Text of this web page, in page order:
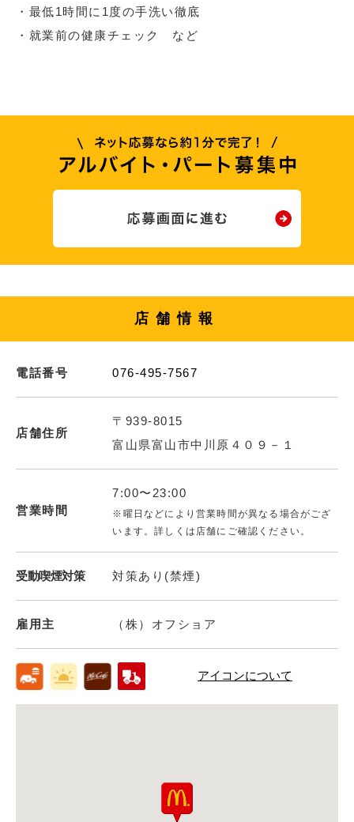
・最低1時間に1度の手洗い徹底
・就業前の健康チェック など
店舗情報
電話番号 076-495-7567
店舗住所
〒939-8015
富山県富山市中川原４０９－１
営業時間
7:00〜23:00
※曜日などにより営業時間が異なる場合がござ
います。詳しくは店舗にご確認ください。
受動喫煙対策 対策あり(禁煙)
雇用主 （株）オフショア
アイコンについて